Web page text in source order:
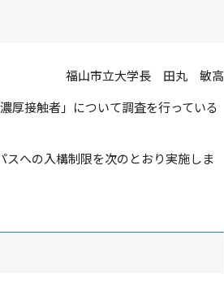
福山市立大学長 田丸 敏高
厚接触者」について調査を行っている
への入構制限を次のとおり実施しま